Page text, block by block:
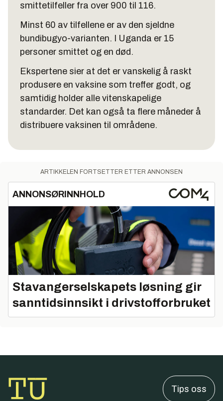
smittetilfeller fra over 900 til 116.
Minst 60 av tilfellene er av den sjeldne
bundibugyo-varianten. I Uganda er 15
personer smittet og en død.
Ekspertene sier at det er vanskelig å raskt
produsere en vaksine som treffer godt, og
samtidig holder alle vitenskapelige
standarder. Det kan også ta flere måneder å
distribuere vaksinen til områdene.
ARTIKKELEN FORTSETTER ETTER ANNONSEN
ANNONSØRINNHOLD
Stavangerselskapets løsning gir
sanntidsinnsikt i drivstofforbruket
Tips oss